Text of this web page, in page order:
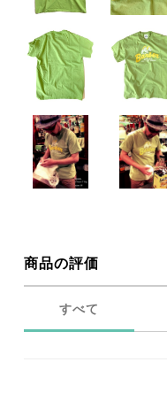
商品の評価
すべて